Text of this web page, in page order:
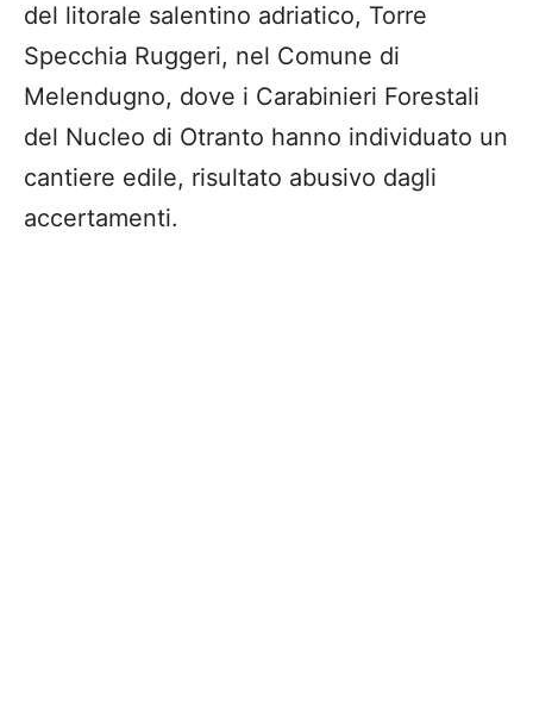
del litorale salentino adriatico, Torre
Specchia Ruggeri, nel Comune di
Melendugno, dove i Carabinieri Forestali
del Nucleo di Otranto hanno individuato un
cantiere edile, risultato abusivo dagli
accertamenti.